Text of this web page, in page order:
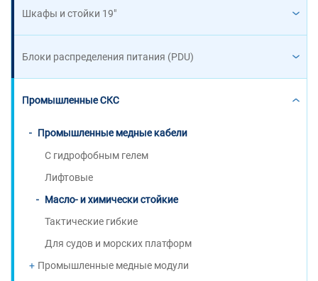
Шкафы и стойки 19"
Блоки распределения питания (PDU)
Промышленные СКС
Промышленные медные кабели
С гидрофобным гелем
Лифтовые
Масло- и химически стойкие
Тактические гибкие
Для судов и морских платформ
Промышленные медные модули